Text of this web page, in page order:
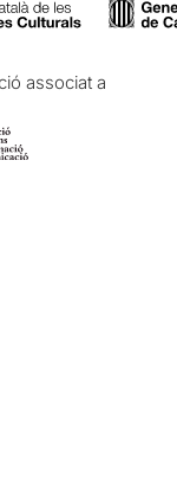
associat a